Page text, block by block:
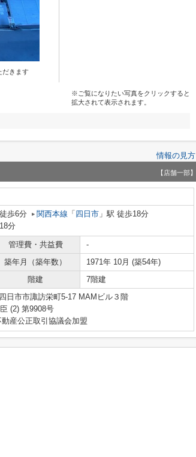
だきます
※ご覧になりたい写真をクリックすると
拡大されて表示されます。
情報の見方
【店舗一部】
歩6分 関西本線 「 四日市 」駅 徒歩18分
分
管理費・共益費
-
築年月（築年数）
1971年 10月 (築54年)
階建 7階建
日市市諏訪栄町5-17 MAMビル３階
(2) 第9908号
産公正取引協議会加盟